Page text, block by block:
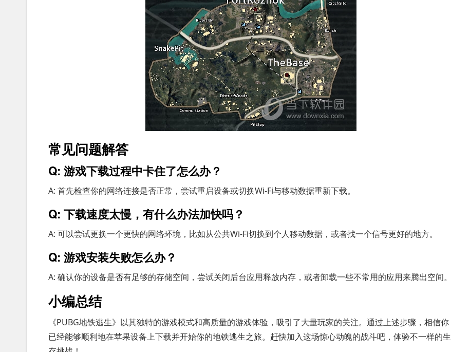
常见问题解答
Q: 游戏下载过程中卡住了怎么办？
A: 首先检查你的网络连接是否正常，尝试重启设备或切换Wi-Fi与移动数据重新下载。
Q: 下载速度太慢，有什么办法加快吗？
A: 可以尝试更换一个更快的网络环境，比如从公共Wi-Fi切换到个人移动数据，或者找一个信号更好的地方。
Q: 游戏安装失败怎么办？
A: 确认你的设备是否有足够的存储空间，尝试关闭后台应用释放内存，或者卸载一些不常用的应用来腾出空间。
小编总结
《PUBG地铁逃生》以其独特的游戏模式和高质量的游戏体验，吸引了大量玩家的关注。通过上述步骤，相信你
已经能够顺利地在苹果设备上下载并开始你的地铁逃生之旅。赶快加入这场惊心动魄的战斗吧，体验不一样的生